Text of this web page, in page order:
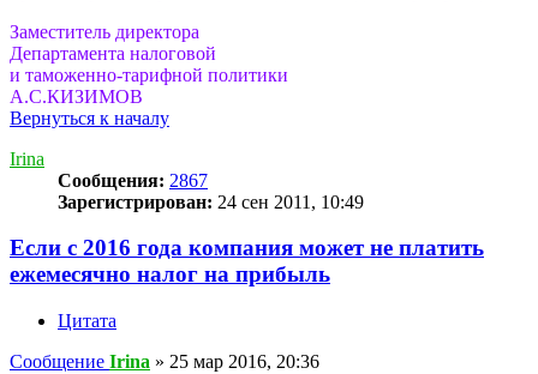
Заместитель директора
Департамента налоговой
и таможенно-тарифной политики
А.С.КИЗИМОВ
Вернуться к началу
Irina
Сообщения: 2867
Зарегистрирован: 24 сен 2011, 10:49
Если с 2016 года компания может не платить
ежемесячно налог на прибыль
Цитата
Сообщение Irina » 25 мар 2016, 20:36